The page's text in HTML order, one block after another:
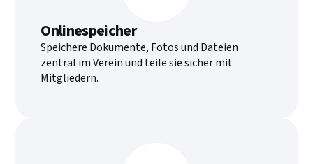
Onlinespeicher
Speichere Dokumente, Fotos und Dateien
zentral im Verein und teile sie sicher mit
Mitgliedern.